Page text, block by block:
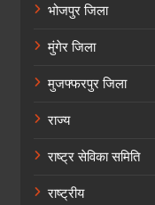
भोजपुर जिला
मुंगेर जिला
मुजफ्फरपुर जिला
राज्य
राष्ट्र सेविका समिति
राष्ट्रीय